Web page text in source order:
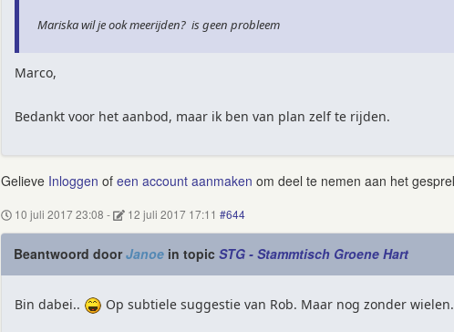
Mariska wil je ook meerijden? is geen probleem
Marco,
Bedankt voor het aanbod, maar ik ben van plan zelf te rijden.
Gelieve Inloggen of een account aanmaken om deel te nemen aan het
10 juli 2017 23:08 - 12 juli 2017 17:11 #644
Beantwoord doorJanoein topic STG - Stammtisch Groene Hart
Bin dabei.. Op subtiele suggestie van Rob. Maar nog zonder